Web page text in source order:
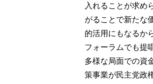
入れることが求め
がることで新たな
的活用にもなるか
フォーラムでも提
多様な局面での資
策事業が民主党政